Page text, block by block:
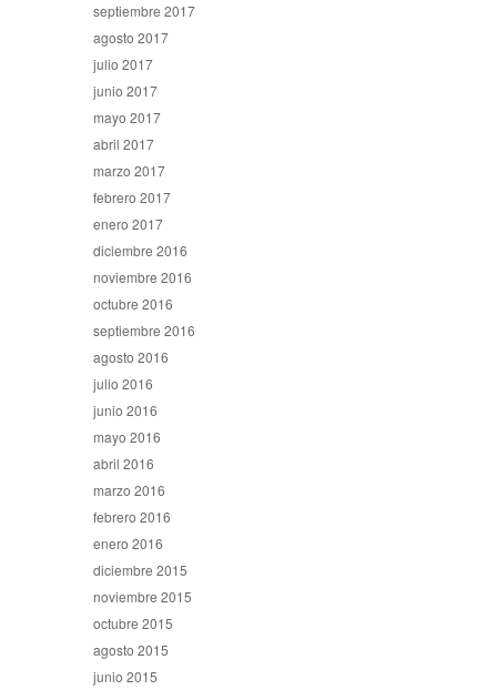
septiembre 2017
agosto 2017
julio 2017
junio 2017
mayo 2017
abril 2017
marzo 2017
febrero 2017
enero 2017
diciembre 2016
noviembre 2016
octubre 2016
septiembre 2016
agosto 2016
julio 2016
junio 2016
mayo 2016
abril 2016
marzo 2016
febrero 2016
enero 2016
diciembre 2015
noviembre 2015
octubre 2015
agosto 2015
junio 2015